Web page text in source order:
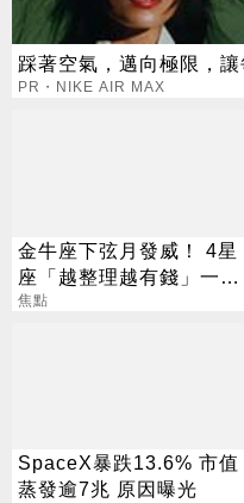
踩著空氣，邁向極限，
PR・NIKE AIR MAX
金牛座下弦月發威！ 4星
座「越整理越有錢」一路
旺運到10月
焦點
SpaceX暴跌13.6% 市值
蒸發逾7兆 原因曝光